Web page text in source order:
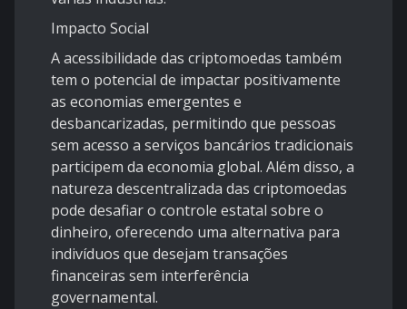
Impacto Social
A acessibilidade das criptomoedas também
tem o potencial de impactar positivamente
as economias emergentes e
desbancarizadas, permitindo que pessoas
sem acesso a serviços bancários tradicionais
participem da economia global. Além disso, a
natureza descentralizada das criptomoedas
pode desafiar o controle estatal sobre o
dinheiro, oferecendo uma alternativa para
indivíduos que desejam transações
financeiras sem interferência
governamental.